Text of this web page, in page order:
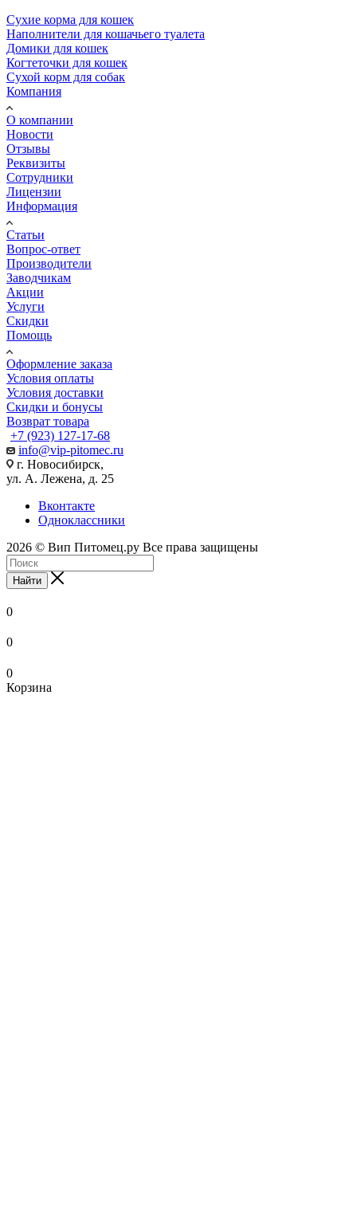
Сухие корма для кошек
Наполнители для кошачьего туалета
Домики для кошек
Когтеточки для кошек
Сухой корм для собак
Компания
О компании
Новости
Отзывы
Реквизиты
Сотрудники
Лицензии
Информация
Статьи
Вопрос-ответ
Производители
Заводчикам
Акции
Услуги
Скидки
Помощь
Оформление заказа
Условия оплаты
Условия доставки
Скидки и бонусы
Возврат товара
+7 (923) 127-17-68
info@vip-pitomec.ru
г. Новосибирск,
ул. А. Лежена, д. 25
Вконтакте
Одноклассники
2026 © Вип Питомец.ру Все права защищены
Найти
0
0
0
Корзина